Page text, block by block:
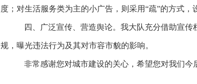
度；对生活服务类为主的小广告，则采用“疏”的方式，
四、广泛宣传、营造舆论。我大队充分借助宣
规，曝光违法行为及其对市容市貌的影响。
非常感谢您对城市建设的关心，希望您对我们今